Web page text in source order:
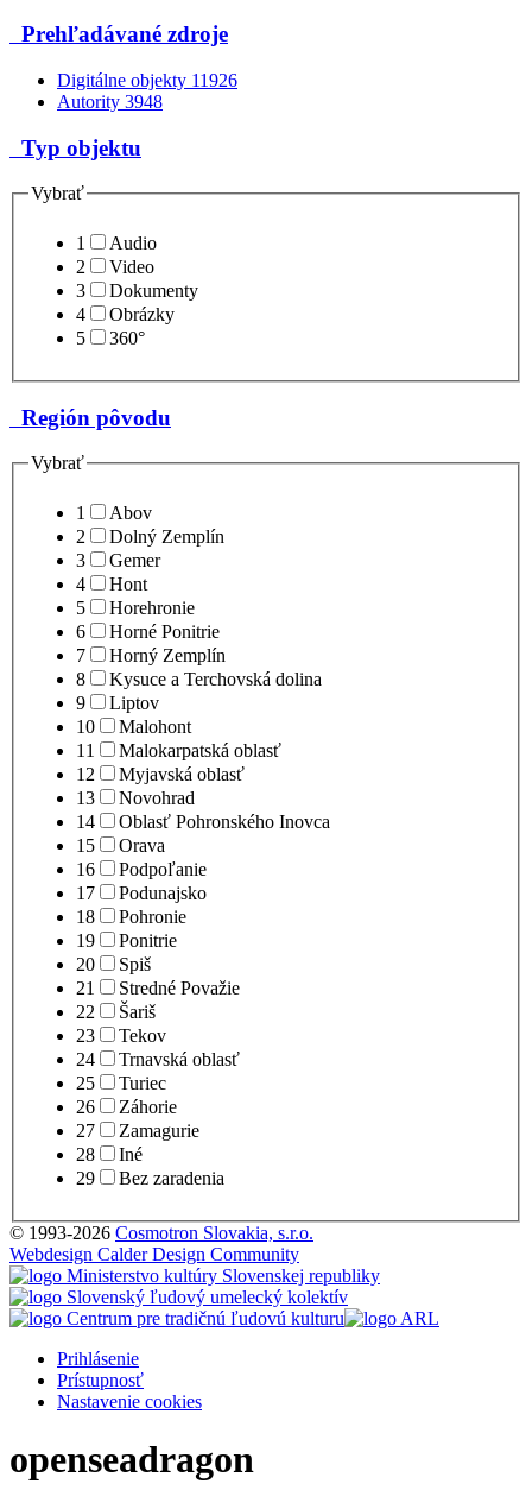
Prehľadávané zdroje
Digitálne objekty 11926
Autority 3948
Typ objektu
Vybrať
1
Audio
2
Video
3
Dokumenty
4
Obrázky
5
360°
Región pôvodu
Vybrať
1
Abov
2
Dolný Zemplín
3
Gemer
4
Hont
5
Horehronie
6
Horné Ponitrie
7
Horný Zemplín
8
Kysuce a Terchovská dolina
9
Liptov
10
Malohont
11
Malokarpatská oblasť
12
Myjavská oblasť
13
Novohrad
14
Oblasť Pohronského Inovca
15
Orava
16
Podpoľanie
17
Podunajsko
18
Pohronie
19
Ponitrie
20
Spiš
21
Stredné Považie
22
Šariš
23
Tekov
24
Trnavská oblasť
25
Turiec
26
Záhorie
27
Zamagurie
28
Iné
29
Bez zaradenia
© 1993-2026 Cosmotron Slovakia, s.r.o.
Webdesign Calder Design Community
Prihlásenie
Prístupnosť
Nastavenie cookies
openseadragon